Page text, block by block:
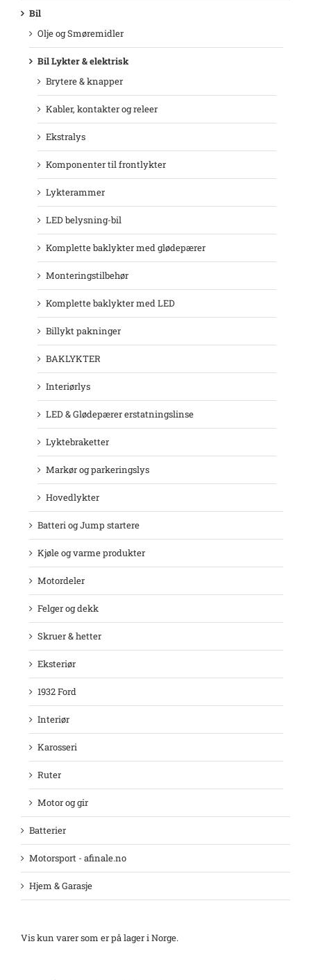
Bil
Olje og Smøremidler
Bil Lykter & elektrisk
Brytere & knapper
Kabler, kontakter og releer
Ekstralys
Komponenter til frontlykter
Lykterammer
LED belysning-bil
Komplette baklykter med glødepærer
Monteringstilbehør
Komplette baklykter med LED
Billykt pakninger
BAKLYKTER
Interiørlys
LED & Glødepærer erstatningslinse
Lyktebraketter
Markør og parkeringslys
Hovedlykter
Batteri og Jump startere
Kjøle og varme produkter
Motordeler
Felger og dekk
Skruer & hetter
Eksteriør
1932 Ford
Interiør
Karosseri
Ruter
Motor og gir
Batterier
Motorsport - afinale.no
Hjem & Garasje
Vis kun varer som er på lager i Norge.